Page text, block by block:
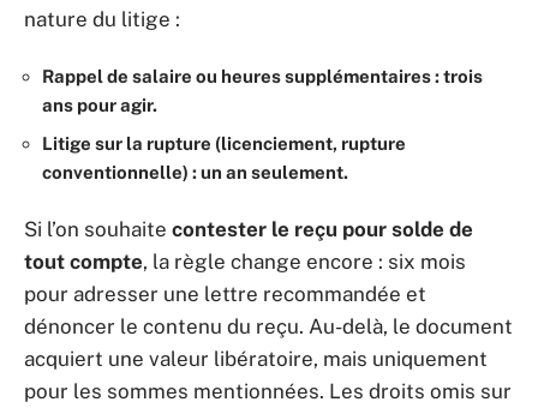
nature du litige :
Rappel de salaire ou heures supplémentaires : trois
ans pour agir.
Litige sur la rupture (licenciement, rupture
conventionnelle) : un an seulement.
Si l’on souhaite contester le reçu pour solde de
tout compte, la règle change encore : six mois
pour adresser une lettre recommandée et
dénoncer le contenu du reçu. Au-delà, le document
acquiert une valeur libératoire, mais uniquement
pour les sommes mentionnées. Les droits omis sur